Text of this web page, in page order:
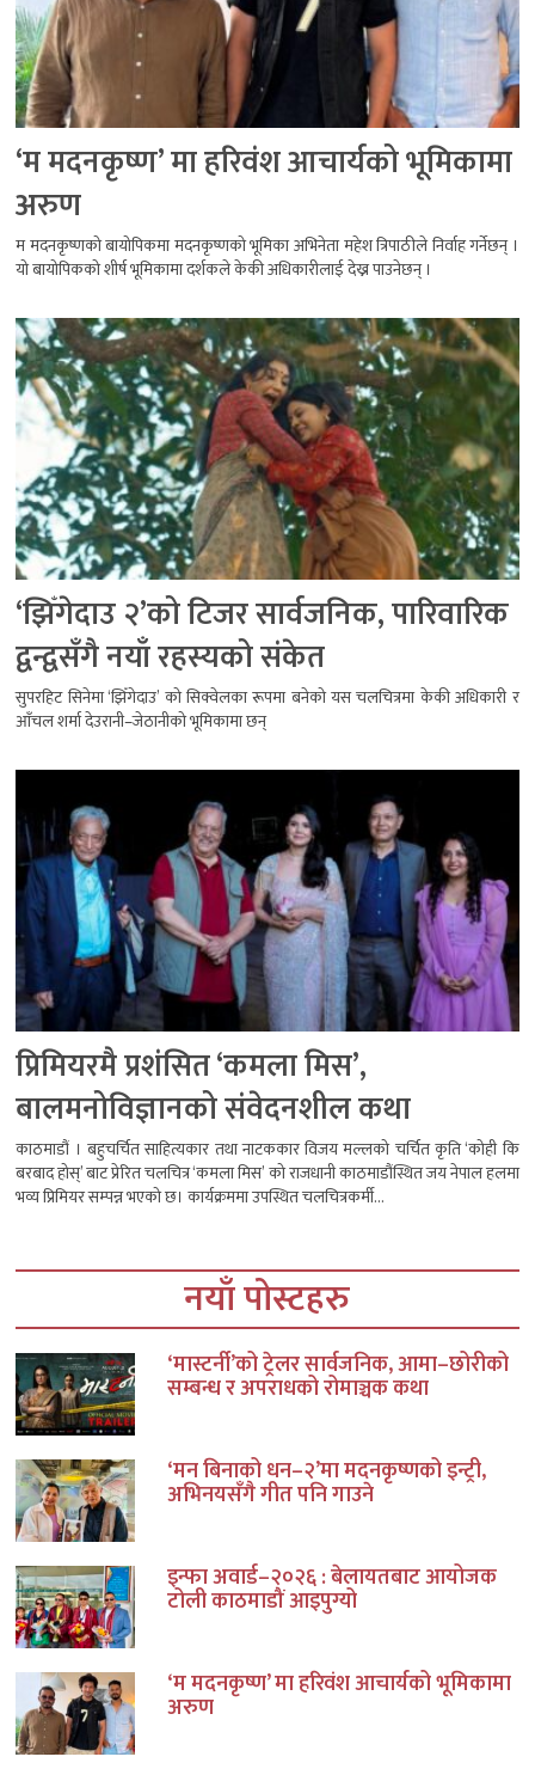
‘म मदनकृष्ण’ मा हरिवंश आचार्यको भूमिकामा
अरुण
म मदनकृष्णको बायोपिकमा मदनकृष्णको भूमिका अभिनेता महेश त्रिपाठीले निर्वाह गर्नेछन् ।
यो बायोपिकको शीर्ष भूमिकामा दर्शकले केकी अधिकारीलाई देख्न पाउनेछन् ।
‘झिँगेदाउ २’को टिजर सार्वजनिक, पारिवारिक
द्वन्द्वसँगै नयाँ रहस्यको संकेत
सुपरहिट सिनेमा ‘झिँगेदाउ’ को सिक्वेलका रूपमा बनेको यस चलचित्रमा केकी अधिकारी र
आँचल शर्मा देउरानी–जेठानीको भूमिकामा छन्
प्रिमियरमै प्रशंसित ‘कमला मिस’,
बालमनोविज्ञानको संवेदनशील कथा
काठमाडौं । बहुचर्चित साहित्यकार तथा नाटककार विजय मल्लको चर्चित कृति ‘कोही कि
बरबाद होस्’ बाट प्रेरित चलचित्र ‘कमला मिस’ को राजधानी काठमाडौंस्थित जय नेपाल हलमा
भव्य प्रिमियर सम्पन्न भएको छ। कार्यक्रममा उपस्थित चलचित्रकर्मी...
नयाँ पोस्टहरु
‘मास्टर्नी’को ट्रेलर सार्वजनिक, आमा–छोरीको
सम्बन्ध र अपराधको रोमाञ्चक कथा
‘मन बिनाको धन–२’मा मदनकृष्णको इन्ट्री,
अभिनयसँगै गीत पनि गाउने
इन्फा अवार्ड–२०२६ : बेलायतबाट आयोजक
टोली काठमाडौं आइपुग्यो
‘म मदनकृष्ण’ मा हरिवंश आचार्यको भूमिकामा
अरुण